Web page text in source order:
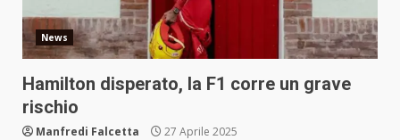
News
Hamilton disperato, la F1 corre un grave
rischio
Manfredi Falcetta 27 Aprile 2025